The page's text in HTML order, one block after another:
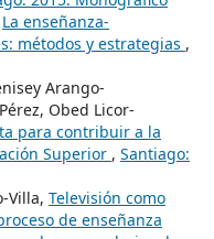
La enseñanza-
métodos y estrategias ,
Arango-
Obed Licor-
para contribuir a la
Superior , Santiago:
Villa, Televisión como
de enseñanza